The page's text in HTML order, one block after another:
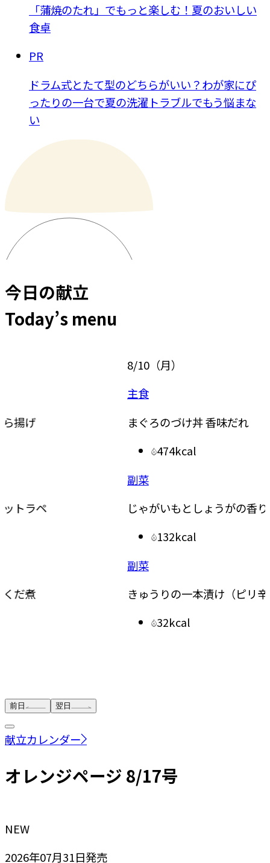
「蒲焼のたれ」でもっと楽しむ！夏のおいしい
食卓
PR
ドラム式とたて型のどちらがいい？わが家にぴ
ったりの一台で夏の洗濯トラブルでもう悩まな
い
今日の献立
Today’s menu
まぐろのづけ丼 香味だれ
じゃがいもとしょうがの香りごまあえ
きゅうりの一本漬け（ピリ辛しょうゆ）
なす
前日 翌日
献立カレンダー
オレンジページ 8/17号
NEW
2026年07月31日発売